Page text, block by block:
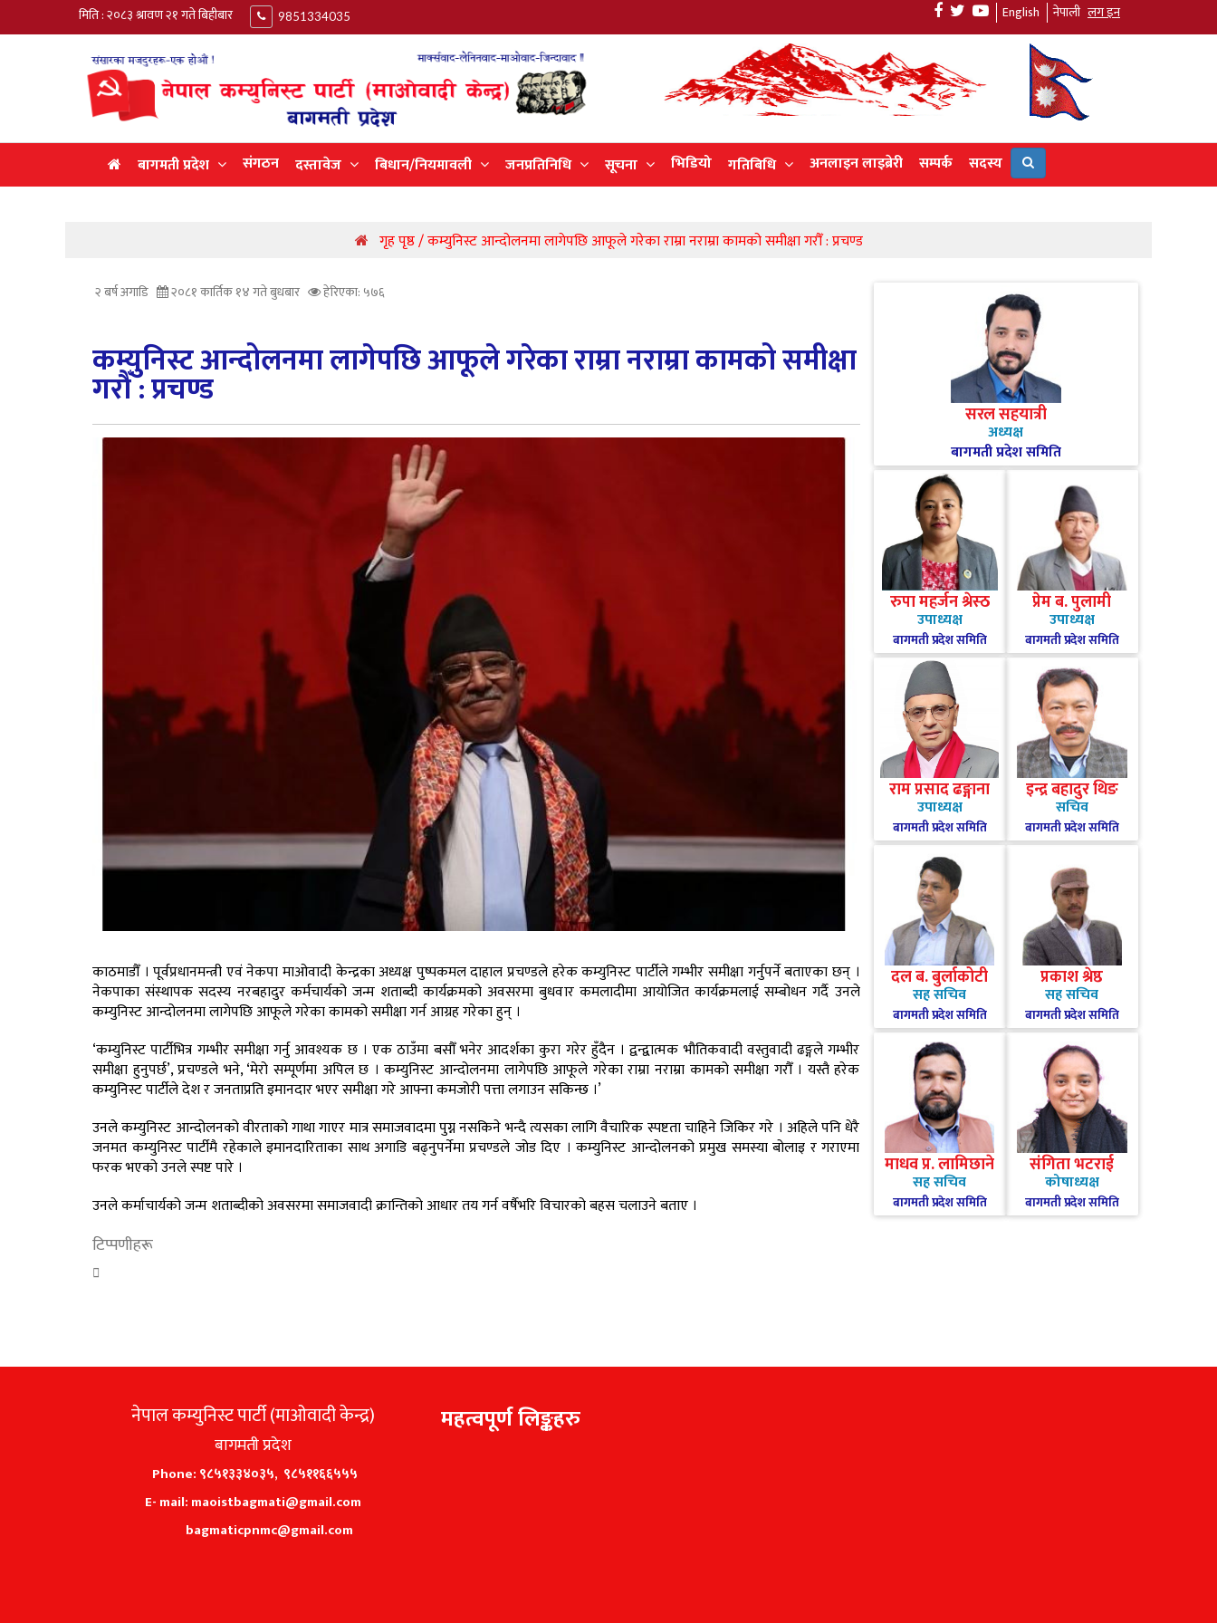
मिति : २०८३ श्रावण २१ गते बिहीबार 9851334035 English नेपाली लग इन
बागमती प्रदेश संगठन दस्तावेज बिधान/नियमावली जनप्रतिनिधि सूचना भिडियो गतिबिधि अनलाइन लाइब्रेरी सम्पर्क सदस्य
गृह पृष्ठ / कम्युनिस्ट आन्दोलनमा लागेपछि आफूले गरेका राम्रा नराम्रा कामको समीक्षा गरौँ : प्रचण्ड
२ बर्ष अगाडि २०८१ कार्तिक १४ गते बुधबार हेरिएका: ५७६
कम्युनिस्ट आन्दोलनमा लागेपछि आफूले गरेका राम्रा नराम्रा कामको समीक्षा
गरौँ : प्रचण्ड
काठमाडौँ । पूर्वप्रधानमन्त्री एवं नेकपा माओवादी केन्द्रका अध्यक्ष पुष्पकमल दाहाल प्रचण्डले हरेक कम्युनिस्ट पार्टीले गम्भीर समीक्षा गर्नुपर्ने बताएका छन् ।
नेकपाका संस्थापक सदस्य नरबहादुर कर्मचार्यको जन्म शताब्दी कार्यक्रमको अवसरमा बुधवार कमलादीमा आयोजित कार्यक्रमलाई सम्बोधन गर्दै उनले
कम्युनिस्ट आन्दोलनमा लागेपछि आफूले गरेका कामको समीक्षा गर्न आग्रह गरेका हुन् ।
‘कम्युनिस्ट पार्टीभित्र गम्भीर समीक्षा गर्नु आवश्यक छ । एक ठाउँमा बसौँ भनेर आदर्शका कुरा गरेर हुँदैन । द्वन्द्वात्मक भौतिकवादी वस्तुवादी ढङ्गले गम्भीर
समीक्षा हुनुपर्छ’, प्रचण्डले भने, ‘मेरो सम्पूर्णमा अपिल छ । कम्युनिस्ट आन्दोलनमा लागेपछि आफूले गरेका राम्रा नराम्रा कामको समीक्षा गरौँ । यस्तै हरेक
कम्युनिस्ट पार्टीले देश र जनताप्रति इमानदार भएर समीक्षा गरे आफ्ना कमजोरी पत्ता लगाउन सकिन्छ ।’
उनले कम्युनिस्ट आन्दोलनको वीरताको गाथा गाएर मात्र समाजवादमा पुग्न नसकिने भन्दै त्यसका लागि वैचारिक स्पष्टता चाहिने जिकिर गरे । अहिले पनि धेरै
जनमत कम्युनिस्ट पार्टीमै रहेकाले इमानदारिताका साथ अगाडि बढ्नुपर्नेमा प्रचण्डले जोड दिए । कम्युनिस्ट आन्दोलनको प्रमुख समस्या बोलाइ र गराएमा
फरक भएको उनले स्पष्ट पारे ।
उनले कर्माचार्यको जन्म शताब्दीको अवसरमा समाजवादी क्रान्तिको आधार तय गर्न वर्षैभरि विचारको बहस चलाउने बताए ।
टिप्पणीहरू
सरल सहयात्री
अध्यक्ष
बागमती प्रदेश समिति
रुपा महर्जन श्रेस्ठ
उपाध्यक्ष
बागमती प्रदेश समिति
प्रेम ब. पुलामी
उपाध्यक्ष
बागमती प्रदेश समिति
राम प्रसाद ढङ्गाना
उपाध्यक्ष
बागमती प्रदेश समिति
इन्द्र बहादुर थिङ
सचिव
बागमती प्रदेश समिति
दल ब. बुर्लाकोटी
सह सचिव
बागमती प्रदेश समिति
प्रकाश श्रेष्ठ
सह सचिव
बागमती प्रदेश समिति
माधव प्र. लामिछाने
सह सचिव
बागमती प्रदेश समिति
संगिता भटराई
कोषाध्यक्ष
बागमती प्रदेश समिति
नेपाल कम्युनिस्ट पार्टी (माओवादी केन्द्र)
बागमती प्रदेश
Phone: ९८५१३३४०३५, ९८५११६६५५५
E- mail: maoistbagmati@gmail.com
bagmaticpnmc@gmail.com
महत्वपूर्ण लिङ्कहरु